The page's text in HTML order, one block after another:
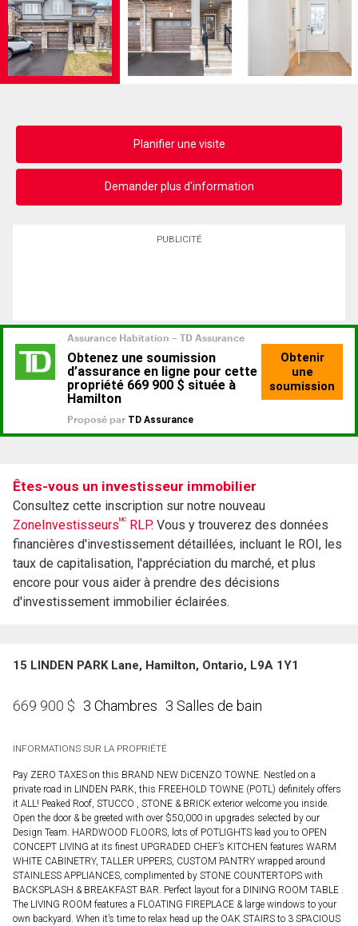
Planifier une visite
Demander plus d'information
PUBLICITÉ
Êtes-vous un investisseur immobilier
Consultez cette inscription sur notre nouveau
ZoneInvestisseursMC RLP. Vous y trouverez des données
financières d'investissement détaillées, incluant le ROI, les
taux de capitalisation, l'appréciation du marché, et plus
encore pour vous aider à prendre des décisions
d'investissement immobilier éclairées.
15 LINDEN PARK Lane, Hamilton, Ontario, L9A 1Y1
669 900 $ 3 Chambres 3 Salles de bain
INFORMATIONS SUR LA PROPRIÉTÉ
Pay ZERO TAXES on this BRAND NEW DiCENZO TOWNE. Nestled on a
private road in LINDEN PARK, this FREEHOLD TOWNE (POTL) definitely offers
it ALL! Peaked Roof, STUCCO , STONE & BRICK exterior welcome you inside.
Open the door & be greeted with over $50,000 in upgrades selected by our
Design Team. HARDWOOD FLOORS, lots of POTLIGHTS lead you to OPEN
CONCEPT LIVING at its finest UPGRADED CHEF’s KITCHEN features WARM
WHITE CABINETRY, TALLER UPPERS, CUSTOM PANTRY wrapped around
STAINLESS APPLIANCES, complimented by STONE COUNTERTOPS with
BACKSPLASH & BREAKFAST BAR. Perfect layout for a DINING ROOM TABLE .
The LIVING ROOM features a FLOATING FIREPLACE & large windows to your
own backyard. When it’s time to relax head up the OAK STAIRS to 3 SPACIOUS